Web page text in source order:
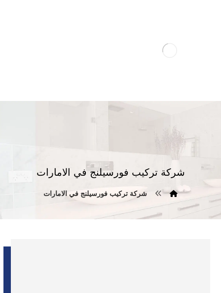
شركة تركيب فورسيلنج في الامارات
شركة تركيب فورسيلنج في الامارات